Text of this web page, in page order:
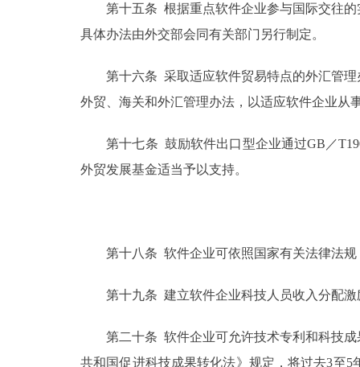
第十五条 根据重点软件企业参与国际交往的
具体办法由外交部会同有关部门另行制定。
第十六条 采取适应软件贸易特点的外汇管理
外贸、海关和外汇管理办法，以适应软件企业从
第十七条 鼓励软件出口型企业通过GB／
外贸发展基金适当予以支持。
第十八条 软件企业可依照国家有关法律法规
第十九条 建立软件企业科技人员收入分配激
第二十条 软件企业可允许技术专利和科技成
共和国促进科技成果转化法》规定，将过去3至